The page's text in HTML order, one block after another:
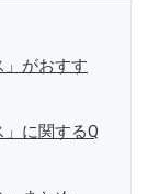
」がおすす
に関するQ